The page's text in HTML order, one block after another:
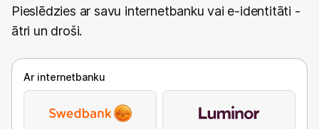
Pieslēdzies ar savu internetbanku vai e-identitāti -
ātri un droši.
Ar internetbanku